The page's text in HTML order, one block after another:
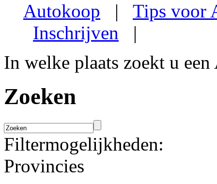
Autokoop | Tips voor
Inschrijven |
In welke plaats zoekt u
Zoeken
Filtermogelijkheden:
Provincies